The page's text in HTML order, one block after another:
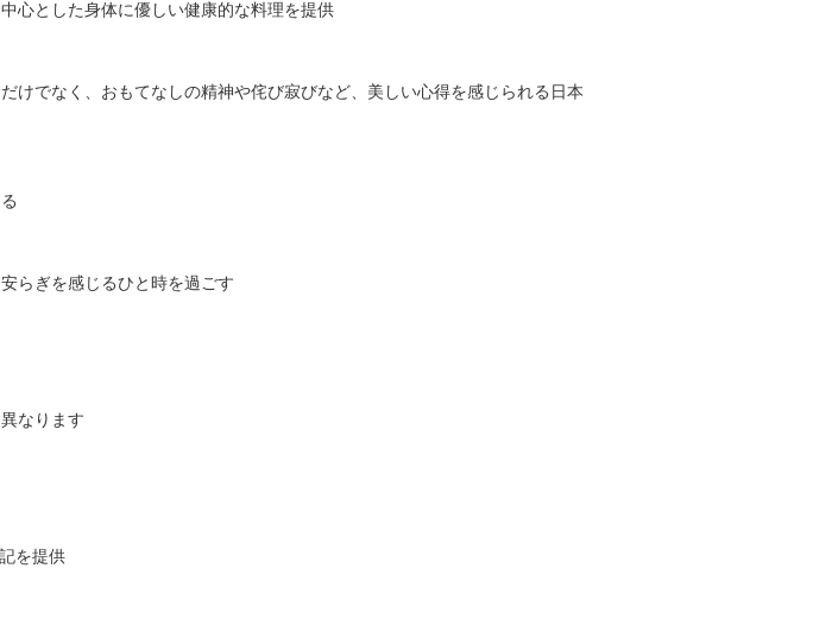
心とした身体に優しい健康的な料理を提供
けでなく、おもてなしの精神や侘び寂びなど、美しい心得を感じられる日本
らぎを感じるひと時を過ごす
なります
を提供